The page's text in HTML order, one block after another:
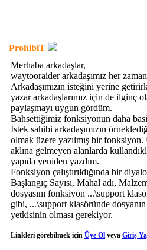
ProhibiT
Merhaba arkadaşlar,
waytooraider arkadaşımız her
Arkadaşımızın isteğini yerine
yazar arkadaşlarımız için de ilginç
paylaşmayı uygun gördüm.
Bahsettiğimiz fonksiyonun daha
İstek sahibi arkadaşımızın
olmak üzere yazılmış bir fonksiyon.
aklına gelmeyen alanlarda
yapıda yeniden yazdım.
Fonksiyon çalıştırıldığında bir
Başlangıç Sayısı, Mahal adı,
dosyasını fonksiyon ...\support
gibi, ...\support klasöründe
yetkisinin olması gerekiyor.
Linkleri görebilmek için Üye Ol veya Giriş